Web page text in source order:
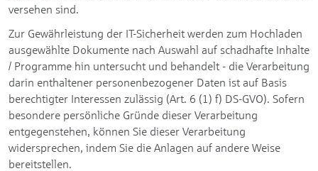
versehen sind.
Zur Gewährleistung der IT-Sicherheit werden zum Hochladen
ausgewählte Dokumente nach Auswahl auf schadhafte Inhalte
/ Programme hin untersucht und behandelt - die Verarbeitung
darin enthaltener personenbezogener Daten ist auf Basis
berechtigter Interessen zulässig (Art. 6 (1) f) DS-GVO). Sofern
besondere persönliche Gründe dieser Verarbeitung
entgegenstehen, können Sie dieser Verarbeitung
widersprechen, indem Sie die Anlagen auf andere Weise
bereitstellen.